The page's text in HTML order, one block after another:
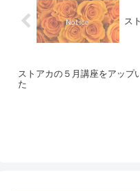
ス
ストアカの５月講座をアップ
た